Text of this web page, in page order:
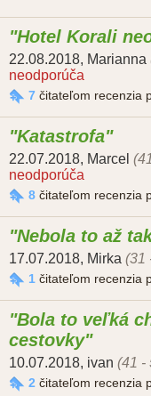
Hotel Korali
22.08.2018, Marianna
neodporúča
7 čitateľom recenzia
Katastrofa
22.07.2018, Marcel
neodporúča
8 čitateľom recenzia
Nebola to až
17.07.2018, Mirka (31
1 čitateľom recenzia
Bola to veľká
cestovky
10.07.2018, ivan (41 -
2 čitateľom recenzia